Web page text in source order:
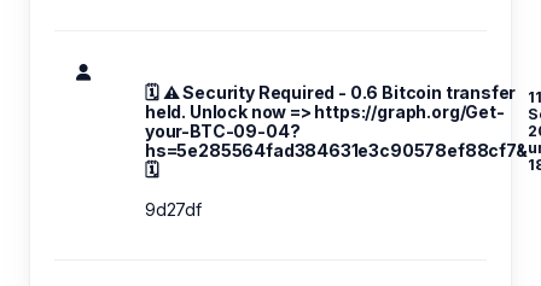
🗓 ⚠️ Security Required - 0.6 Bitcoin transfer
held. Unlock now => https://graph.org/Get-
your-BTC-09-04?
hs=5e285564fad384631e3c90578ef88cf7&
🗓
9d27df